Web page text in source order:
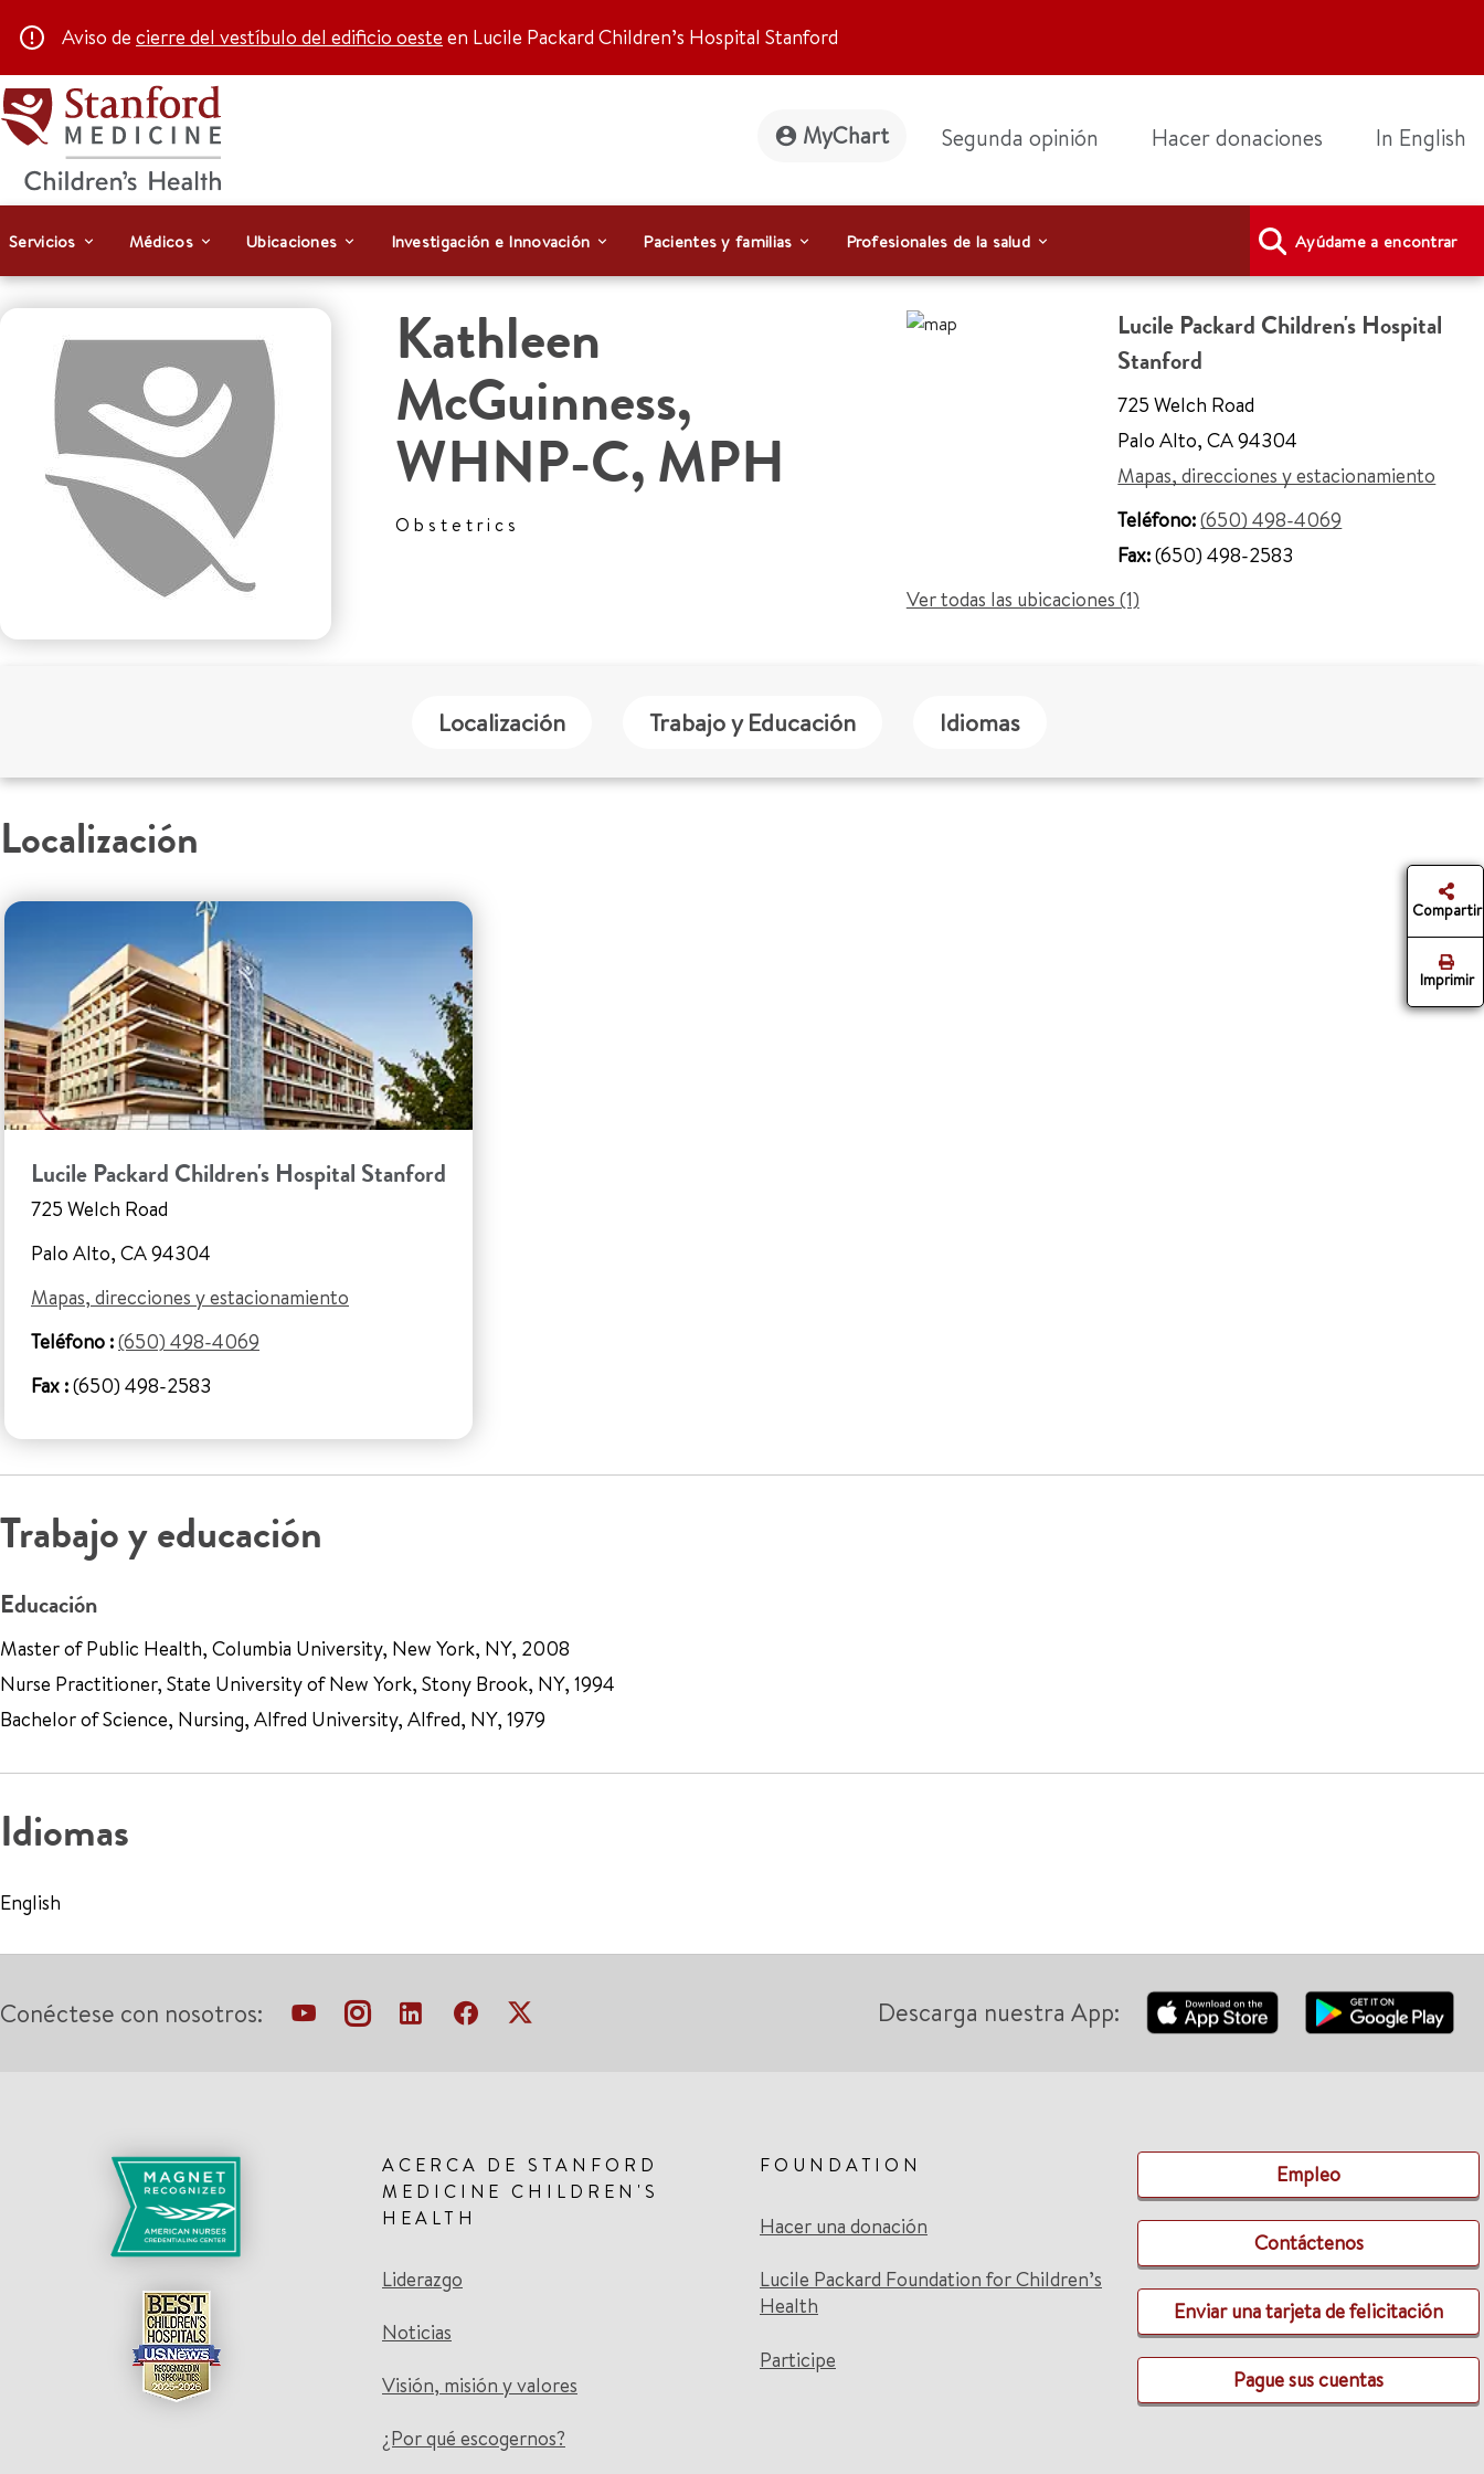
Aviso de cierre del vestíbulo del edificio oeste en Lucile Packard Children’s Hospital Stanford
MyChart Segunda opinión Hacer donaciones In English
Servicios Médicos Ubicaciones Investigación e Innovación Pacientes y familias Profesionales de la salud Ayúdame a encontrar
Kathleen
McGuinness,
WHNP-C, MPH
Obstetrics
Lucile Packard Children's Hospital
Stanford
725 Welch Road
Palo Alto, CA 94304
Mapas, direcciones y estacionamiento
Teléfono:(650) 498-4069
Fax:(650) 498-2583
Ver todas las ubicaciones (1)
Localización Trabajo y Educación Idiomas
Localización
Lucile Packard Children's Hospital Stanford
725 Welch Road
Palo Alto, CA 94304
Mapas, direcciones y estacionamiento
Teléfono :(650) 498-4069
Fax :(650) 498-2583
Trabajo y educación
Educación
Master of Public Health, Columbia University, New York, NY, 2008
Nurse Practitioner, State University of New York, Stony Brook, NY, 1994
Bachelor of Science, Nursing, Alfred University, Alfred, NY, 1979
Idiomas
English
Compartir
Imprimir
Conéctese con nosotros: Descarga nuestra App:
ACERCA DE STANFORD
MEDICINE CHILDREN'S
HEALTH
Liderazgo
Noticias
Visión, misión y valores
¿Por qué escogernos?
FOUNDATION
Hacer una donación
Lucile Packard Foundation for Children’s
Health
Participe
Empleo
Contáctenos
Enviar una tarjeta de felicitación
Pague sus cuentas